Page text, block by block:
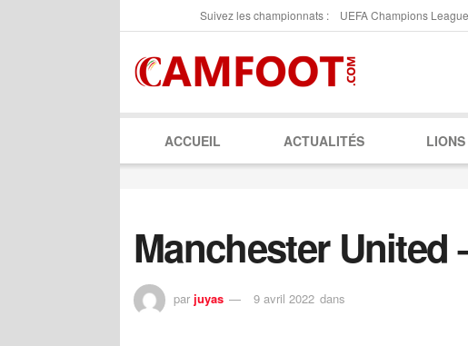
Suivez les championnats : UEFA Champions League
ACCUEIL ACTUALITÉS
Manchester United
par juyas 9 avril 2022 dans